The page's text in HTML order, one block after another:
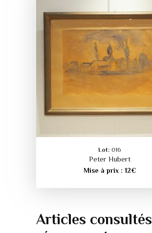
Lot: 016
Peter Hubert
Mise à prix : 12€
Articles consultés